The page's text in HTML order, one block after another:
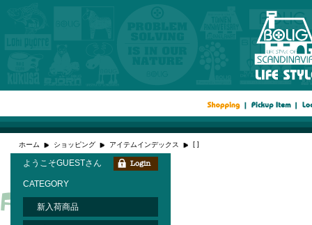
ホーム ショッピング アイテムインデックス [ ]
ようこそGUESTさん
CATEGORY
新入荷商品